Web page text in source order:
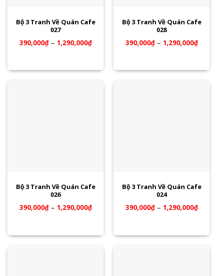
Bộ 3 Tranh Về Quán Cafe
027
390,000₫– 1,290,000₫
Bộ 3 Tranh Về Quán Cafe
028
390,000₫– 1,290,000₫
Bộ 3 Tranh Về Quán Cafe
026
390,000₫– 1,290,000₫
Bộ 3 Tranh Về Quán Cafe
024
390,000₫– 1,290,000₫